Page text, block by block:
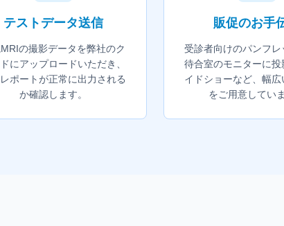
テストデータ送信
の撮影データを弊社のク
にアップロードいただき、
ポートが正常に出力される
か確認します。
販促のお手
受診者向けのパンフレ
待合室のモニターに投
イドショーなど、幅
をご用意していま